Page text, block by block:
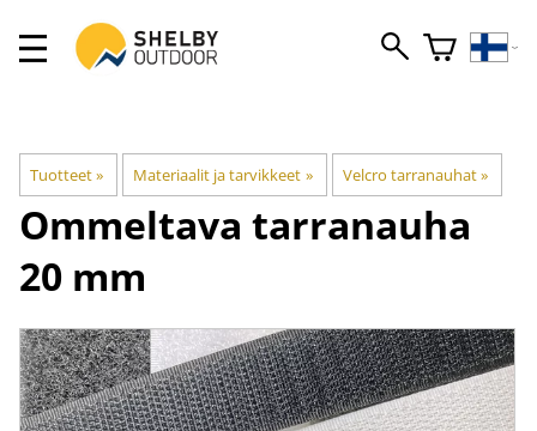
Tuotteet‪» Materiaalit ja tarvikkeet ‪» Velcro tarranauhat‪»
Ommeltava tarranauha
20 mm